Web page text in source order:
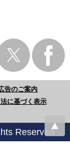
告のご案内
に基づく表示
Reserved